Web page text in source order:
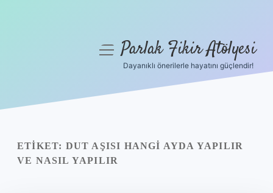
Yasal Uyarı
menüyüParlak Fikir Atölyesi
Dayanıklı önerilerle hayatını güçlendir!
ETIKET: DUT AŞISI HANGI AYDA YAPILIR
VE NASIL YAPILIR